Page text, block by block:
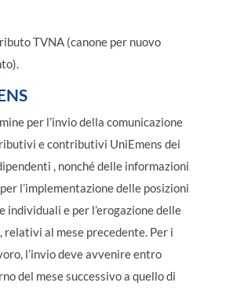
TVNA (canone per nuovo
per l’invio della comunicazione
e contributivi UniEmens dei
, nonché delle informazioni
l’implementazione delle posizioni
individuali e per l’erogazione delle
relativi al mese precedente. Per i
l’invio deve avvenire entro
del mese successivo a quello di